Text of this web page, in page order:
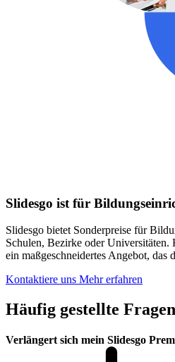
Slidesgo ist für
Slidesgo bietet Sonderpreise für
Schulen, Bezirke oder Universitäten.
ein maßgeschneidertes Angebot, das
Kontaktiere uns Mehr erfahren
Häufig gestellte Fragen
Verlängert sich mein Slidesgo